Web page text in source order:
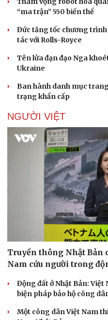
Thông tin doanh nghiệp
Doanh nghiệp 24h
Vì cộng đồng
“ma trận” 550 biến thể
Đức tăng tốc chương trình
tác với Rolls-Royce
Tên lửa đạn đạo Nga
Ukraine
Ban hành danh mục
trạng khẩn cấp
NGƯỜI VIỆT
Truyền thông Nhật Bản
Nam cứu người trong
Động đất ở Nhật Bản:
biện pháp bảo hộ công
Một công dân Việt Nam